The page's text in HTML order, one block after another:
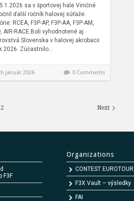
sa v športovej hale Viničné
ďalší ročník halovej súťaže.
RCEA, F3P-AP, F3P-AA, F3P-AM,
AIR-RACE.Boli vyhodnotené aj
Slovenska v halovej akrobacii
2026. Zúčastnilo…
január 2026 0 Comments
Next
F3F
Organizations
CONTEST EUROTOUR
F3X Vault – výsledky
FAI